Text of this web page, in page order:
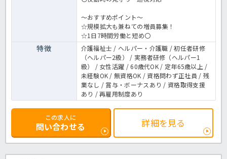
～おすすめポイント～
☆規模拡大も兼ねての増員募集！
☆1日7時間労働と短め〇
特徴
介護福祉士 / ヘルパー・介護職 / 初任者研修
（ヘルパー2級） / 実務者研修（ヘルパー1
級） / 女性活躍 / 60歳代OK / 定年65歳以上 /
未経験OK / 無資格OK / 資格問わず正社員 / 残
業なし / 賞与・ボーナスあり / 資格取得支援
あり / 再雇用制度あり
この求人に
問い合わせる 詳細を見る